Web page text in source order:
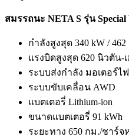
สมรรถนะ NETA S รุ่น Special
กำลังสูงสุด 340 kW /
แรงบิดสูงสุด 620 นิวตัน-
ระบบส่งกำลัง มอเตอร์ไ
ระบบขับเคลื่อน AWD
แบตเตอรี่ Lithium-ion
ขนาดแบตเตอรี่ 91 kWh
ระยะทาง 650 กม./ชาร์